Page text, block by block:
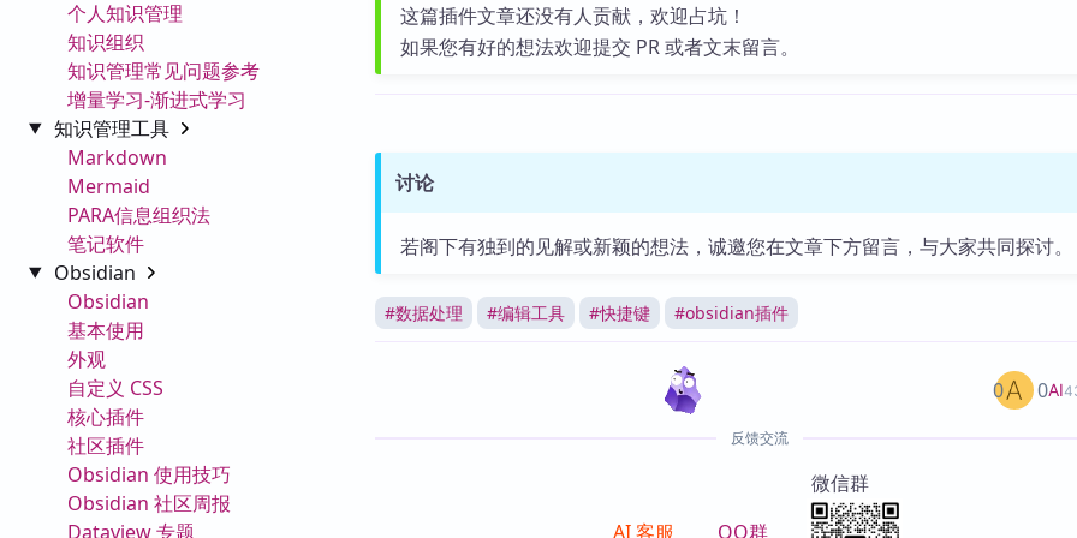
个人知识管理
知识组织
知识管理常见问题参考
增量学习-渐进式学习
知识管理工具
Markdown
Mermaid
PARA信息组织法
笔记软件
Obsidian
Obsidian
基本使用
外观
自定义 CSS
核心插件
社区插件
Obsidian 使用技巧
Obsidian 社区周报
Dataview 专题
这篇插件文章还没有人贡献，欢迎占坑！
如果您有好的想法欢迎提交 PR 或者文末留言。
讨论
若阁下有独到的见解或新颖的想法，诚邀您在文章下方留言，与大家共同探讨。
#数据处理 #编辑工具 #快捷键 #obsidian插件
AI
0 0
反馈交流
AI 客服 QQ群
微信群